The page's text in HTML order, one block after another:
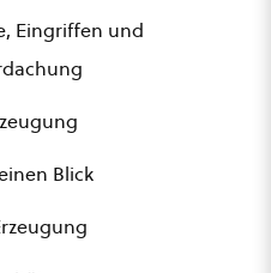
Eingriffen und
Blick